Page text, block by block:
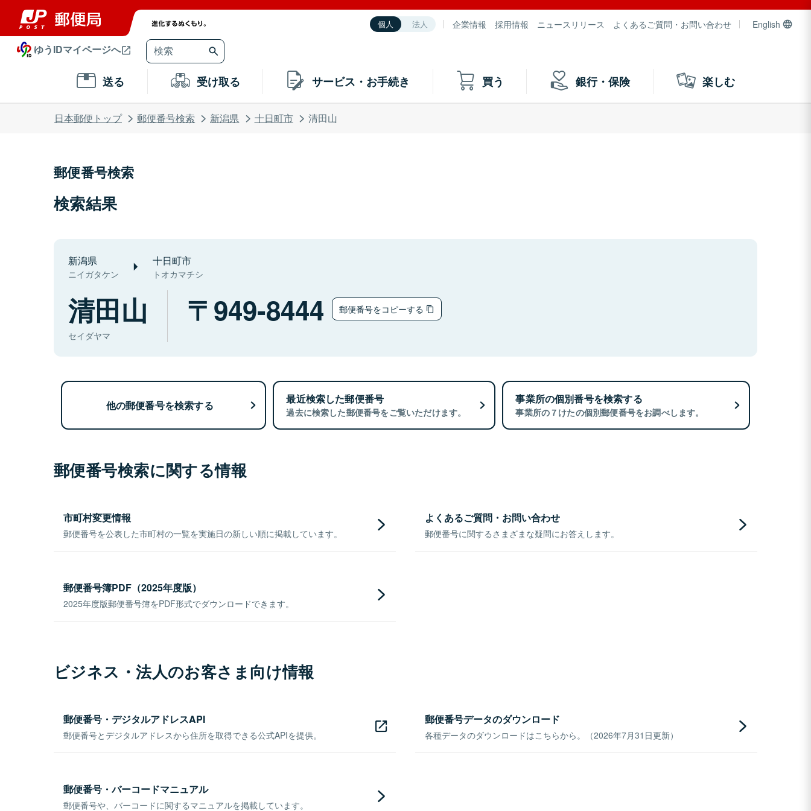
個人 法人 企業情報 採用情報 ニュースリリース よくあるご質問・お問い合わせ English
ゆうIDマイページへ
送る 受け取る サービス・お手続き 買う 銀行・保険 楽しむ
日本郵便トップ 郵便番号検索 新潟県 十日町市 清田山
郵便番号検索
検索結果
新潟県
ニイガタケン
十日町市
トオカマチシ
清田山
セイダヤマ
949-8444 郵便番号をコピーする
他の郵便番号を検索する 最近検索した郵便番号
過去に検索した郵便番号をご覧いただけます。
事業所の個別番号を検索する
事業所の７けたの個別郵便番号をお調べします。
郵便番号検索に関する情報
市町村変更情報
郵便番号を公表した市町村の一覧を実施日の新しい順に掲載しています。
よくあるご質問・お問い合わせ
郵便番号に関するさまざまな疑問にお答えします。
郵便番号簿PDF（2025年度版）
2025年度版郵便番号簿をPDF形式でダウンロードできます。
ビジネス・法人のお客さま向け情報
郵便番号・デジタルアドレスAPI
郵便番号とデジタルアドレスから住所を取得できる公式APIを提供。
郵便番号データのダウンロード
各種データのダウンロードはこちらから。（2026年7月31日更新）
郵便番号・バーコードマニュアル
郵便番号や、バーコードに関するマニュアルを掲載しています。